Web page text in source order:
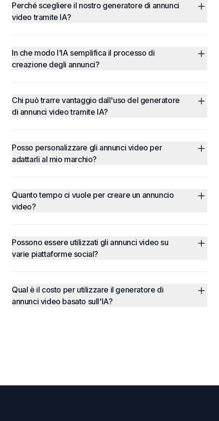
Perché scegliere il nostro generatore di annunci
video tramite IA?
In che modo l'IA semplifica il processo di
creazione degli annunci?
Chi può trarre vantaggio dall'uso del generatore
di annunci video tramite IA?
Posso personalizzare gli annunci video per
adattarli al mio marchio?
Quanto tempo ci vuole per creare un annuncio
video?
Possono essere utilizzati gli annunci video su
varie piattaforme social?
Qual è il costo per utilizzare il generatore di
annunci video basato sull'IA?